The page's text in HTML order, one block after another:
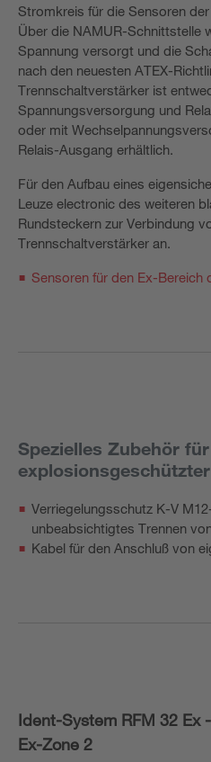
Stromkreis für die Sensoren
Über die NAMUR-Schnittstelle
Spannung versorgt und die
nach den neuesten ATEX-
Trennschaltverstärker ist
Spannungsversorgung und
oder mit
Relais-Ausgang erhältlich.
Für den Aufbau eines
Leuze electronic des weiteren
Rundsteckern zur Verbindung
Trennschaltverstärker an.
Sensoren für den Ex-Bereich
Spezielles Zubehör
Verriegelungsschutz K-V
unbeabsichtigtes Trennen
Kabel für den Anschluß von
Ident-System RFM 32 Ex
Ex-Zone 2